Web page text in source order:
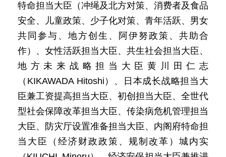
特命担当大臣（冲绳及北方对策、消费者及食品
安全、儿童政策、少子化对策、青年活跃、男女
共同参与、地方创生、阿伊努政策、共助合
作）、女性活跃担当大臣、共生社会担当大臣、
地方未来战略担当大臣黄川田仁志
（KIKAWADA Hitoshi）、日本成长战略担当大
臣兼工资提高担当大臣、初创担当大臣、全世代
型社会保障改革担当大臣、传染病危机管理担当
大臣、防灾厅设置准备担当大臣、内阁府特命担
当大臣（经济财政政策、规制改革）城内实